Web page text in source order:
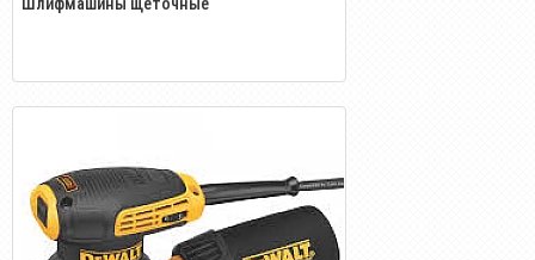
Шлифмашины щеточные